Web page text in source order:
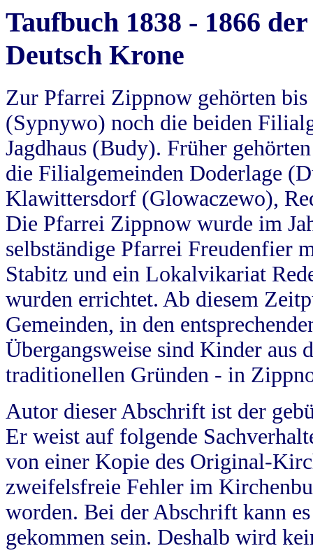
Taufbuch 1838 - 1866
Deutsch Krone
Zur Pfarrei Zippnow gehörten
(Sypnywo) noch die beiden
Jagdhaus (Budy). Früher
die Filialgemeinden Doderlage
Klawittersdorf (Glowaczewo),
Die Pfarrei Zippnow wurde im
selbständige Pfarrei Freudenfier
Stabitz und ein Lokalvikariat
wurden errichtet. Ab diesem
Gemeinden, in den
Übergangsweise sind Kinder aus
traditionellen Gründen - in
Autor dieser Abschrift ist der
Er weist auf folgende
von einer Kopie des Original-
zweifelsfreie Fehler im
worden. Bei der Abschrift kann
gekommen sein. Deshalb wird